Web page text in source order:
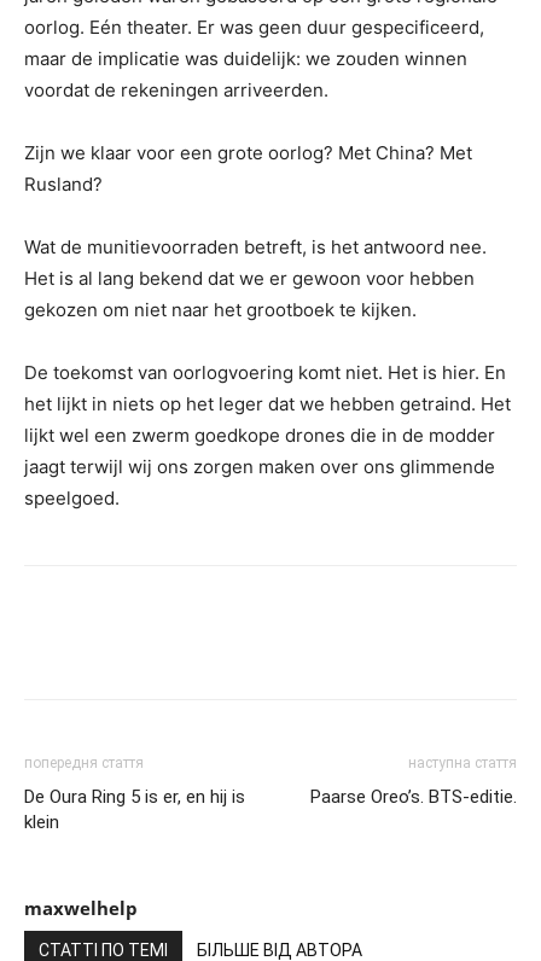
oorlog. Eén theater. Er was geen duur gespecificeerd,
maar de implicatie was duidelijk: we zouden winnen
voordat de rekeningen arriveerden.
Zijn we klaar voor een grote oorlog? Met China? Met
Rusland?
Wat de munitievoorraden betreft, is het antwoord nee.
Het is al lang bekend dat we er gewoon voor hebben
gekozen om niet naar het grootboek te kijken.
De toekomst van oorlogvoering komt niet. Het is hier. En
het lijkt in niets op het leger dat we hebben getraind. Het
lijkt wel een zwerm goedkope drones die in de modder
jaagt terwijl wij ons zorgen maken over ons glimmende
speelgoed.
попередня стаття
De Oura Ring 5 is er, en hij is
klein
наступна стаття
Paarse Oreo’s. BTS-editie.
maxwelhelp
СТАТТІ ПО ТЕМІ БІЛЬШЕ ВІД АВТОРА